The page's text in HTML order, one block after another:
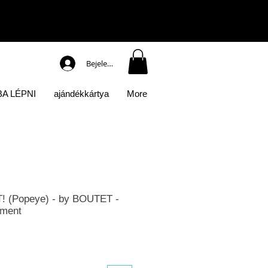
Bejelentkezés
LÉPNI ajándékkártya More
(Popeye) - by BOUTET -